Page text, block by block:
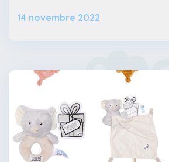
14 novembre 2022